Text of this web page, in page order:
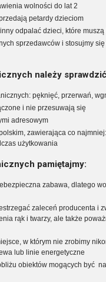
wolności do lat 2
petardy dzieciom
odpalać dzieci, które muszą
sprzedawców i stosujmy
należy
pęknięć, przerwań,
i nie przesuwają się
adresowym
zawierająca co
użytkowania
pamiętajmy:
zabawa, dlatego
zaleceń producenta i
rąk i twarzy, ale także
w którym nie zrobimy
lub linie energetyczne
obiektów mogących być